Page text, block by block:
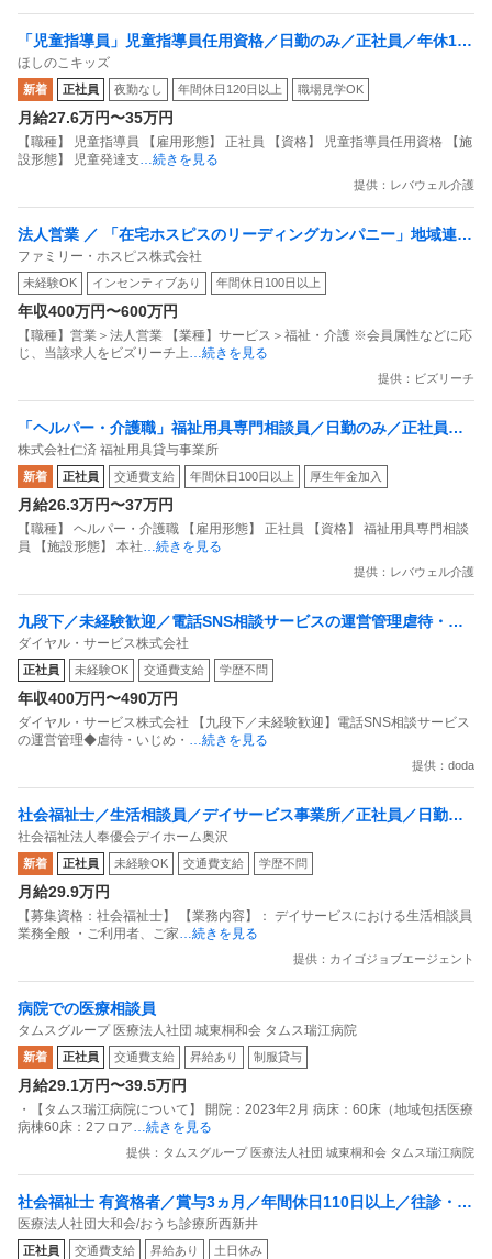
「児童指導員」児童指導員任用資格／日勤のみ／正社員／年休120
日以上！
ほしのこキッズ
新着 正社員 夜勤なし 年間休日120日以上 職場見学OK
月給27.6万円〜35万円
【職種】 児童指導員 【雇用形態】 正社員 【資格】 児童指導員任用資格 【施
設形態】 児童発達支…続きを見る
提供：レバウェル介護
法人営業 ／ 「在宅ホスピスのリーディングカンパニー」地域連携
員 ～「看取り難民」をなくし「生き抜く緩和ケア」を広める～
「インセンティブ充実 ／ 年間休日125日 ／ 育児支援」
ファミリー・ホスピス株式会社
未経験OK インセンティブあり 年間休日100日以上
年収400万円〜600万円
【職種】営業＞法人営業 【業種】サービス＞福祉・介護 ※会員属性などに応
じ、当該求人をビズリーチ上…続きを見る
提供：ビズリーチ
「ヘルパー・介護職」福祉用具専門相談員／日勤のみ／正社員／
年休120日以上！
株式会社仁済 福祉用具貸与事業所
新着 正社員 交通費支給 年間休日100日以上 厚生年金加入
月給26.3万円〜37万円
【職種】 ヘルパー・介護職 【雇用形態】 正社員 【資格】 福祉用具専門相談
員 【施設形態】 本社…続きを見る
提供：レバウェル介護
九段下／未経験歓迎／電話SNS相談サービスの運営管理虐待・い
じめ・子育て相談等／設立50年
ダイヤル・サービス株式会社
正社員 未経験OK 交通費支給 学歴不問
年収400万円〜490万円
ダイヤル・サービス株式会社 【九段下／未経験歓迎】電話SNS相談サービス
の運営管理◆虐待・いじめ・ …続きを見る
提供：doda
社会福祉士／生活相談員／デイサービス事業所／正社員／日勤の
み
社会福祉法人奉優会デイホーム奥沢
新着 正社員 未経験OK 交通費支給 学歴不問
月給29.9万円
【募集資格：社会福祉士】 【業務内容】： デイサービスにおける生活相談員
業務全般 ・ご利用者、ご家…続きを見る
提供：カイゴジョブエージェント
病院での医療相談員
タムスグループ 医療法人社団 城東桐和会 タムス瑞江病院
新着 正社員 交通費支給 昇給あり 制服貸与
月給29.1万円〜39.5万円
・【タムス瑞江病院について】 開院：2023年2月 病床：60床（地域包括医療
病棟60床：2フロア…続きを見る
提供：タムスグループ 医療法人社団 城東桐和会 タムス瑞江病院
社会福祉士 有資格者／賞与3ヵ月／年間休日110日以上／往診・訪
問診療
医療法人社団大和会/おうち診療所西新井
正社員 交通費支給 昇給あり 土日休み